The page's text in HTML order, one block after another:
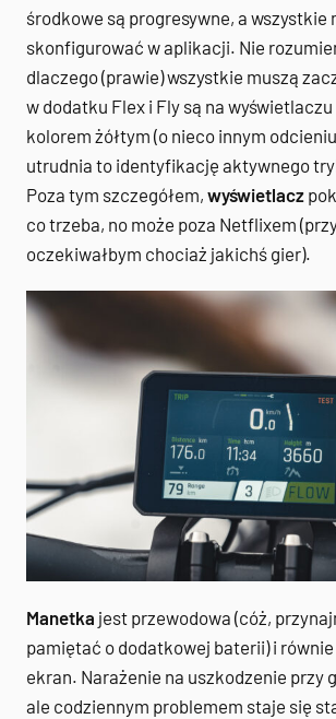
środkowe są progresywne, a wszystkie
skonfigurować w aplikacji. Nie
dlaczego (prawie) wszystkie muszą
w dodatku Flex i Fly są na
kolorem żółtym (o nieco innym
utrudnia to identyfikację aktywnego
Poza tym szczegółem, wyświetlacz
co trzeba, no może poza Netflixem
oczekiwałbym chociaż jakichś gier).
Manetka jest przewodowa (cóż,
pamiętać o dodatkowej baterii) i
ekran. Narażenie na uszkodzenie przy
ale codziennym problemem staje się